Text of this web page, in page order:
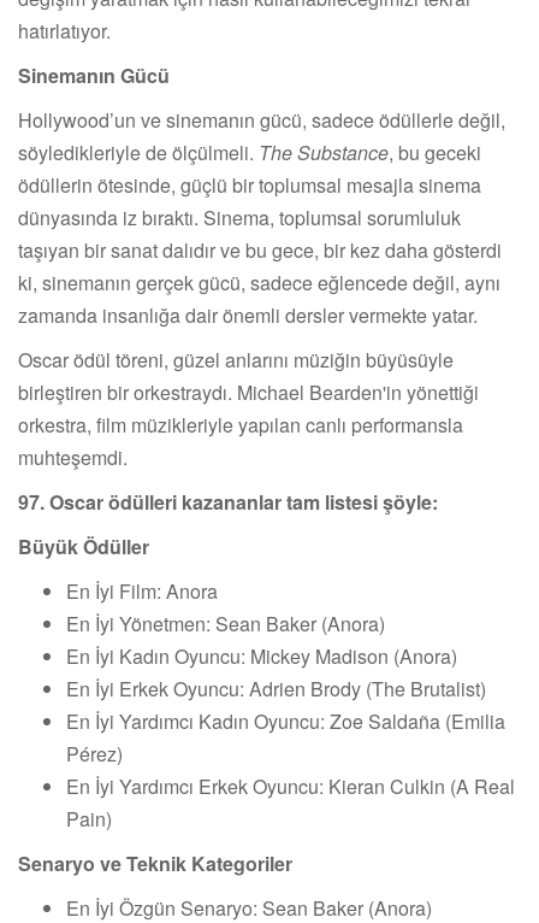
hatırlatıyor.
Sinemanın Gücü
Hollywood’un ve sinemanın gücü, sadece ödüllerle değil,
söyledikleriyle de ölçülmeli. The Substance, bu geceki
ödüllerin ötesinde, güçlü bir toplumsal mesajla sinema
dünyasında iz bıraktı. Sinema, toplumsal sorumluluk
taşıyan bir sanat dalıdır ve bu gece, bir kez daha gösterdi
ki, sinemanın gerçek gücü, sadece eğlencede değil, aynı
zamanda insanlığa dair önemli dersler vermekte yatar.
Oscar ödül töreni, güzel anlarını müziğin büyüsüyle
birleştiren bir orkestraydı. Michael Bearden'in yönettiği
orkestra, film müzikleriyle yapılan canlı performansla
muhteşemdi.
97. Oscar ödülleri kazananlar tam listesi şöyle:
Büyük Ödüller
En İyi Film: Anora
En İyi Yönetmen: Sean Baker (Anora)
En İyi Kadın Oyuncu: Mickey Madison (Anora)
En İyi Erkek Oyuncu: Adrien Brody (The Brutalist)
En İyi Yardımcı Kadın Oyuncu: Zoe Saldaña (Emilia
Pérez)
En İyi Yardımcı Erkek Oyuncu: Kieran Culkin (A Real
Pain)
Senaryo ve Teknik Kategoriler
En İyi Özgün Senaryo: Sean Baker (Anora)